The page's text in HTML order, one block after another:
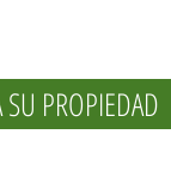
PROPIEDAD